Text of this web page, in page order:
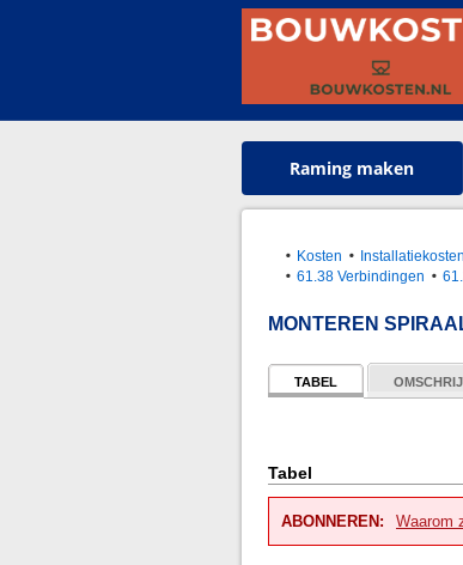
Raming maken
Kosten
61.38 Verbindingen
MONTEREN
TABEL
Tabel
ABONNEREN: Waarom